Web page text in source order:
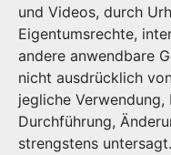
und Videos, durch
Eigentumsrechte,
andere anwendbare
nicht ausdrücklich
jegliche
Durchführung,
strengstens